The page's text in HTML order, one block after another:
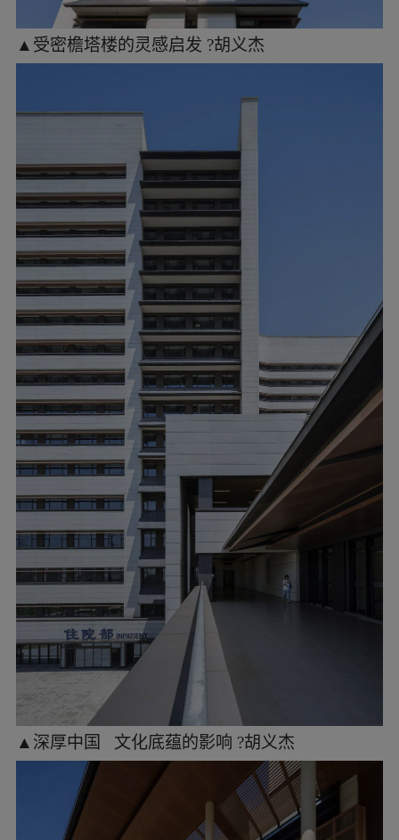
▲受中医百宝箱般概念启发 ?胡义杰